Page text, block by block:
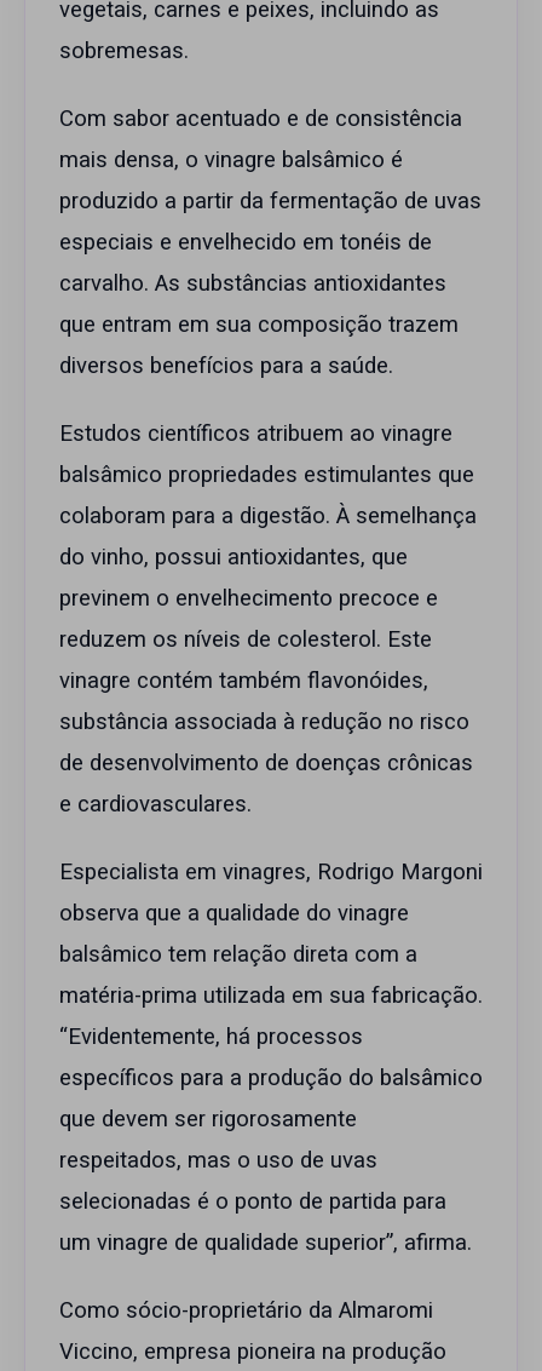
vegetais, carnes e peixes, incluindo as
sobremesas.
Com sabor acentuado e de consistência
mais densa, o vinagre balsâmico é
produzido a partir da fermentação de uvas
especiais e envelhecido em tonéis de
carvalho. As substâncias antioxidantes
que entram em sua composição trazem
diversos benefícios para a saúde.
Estudos científicos atribuem ao vinagre
balsâmico propriedades estimulantes que
colaboram para a digestão. À semelhança
do vinho, possui antioxidantes, que
previnem o envelhecimento precoce e
reduzem os níveis de colesterol. Este
vinagre contém também flavonóides,
substância associada à redução no risco
de desenvolvimento de doenças crônicas
e cardiovasculares.
Especialista em vinagres, Rodrigo Margoni
observa que a qualidade do vinagre
balsâmico tem relação direta com a
matéria-prima utilizada em sua fabricação.
“Evidentemente, há processos
específicos para a produção do balsâmico
que devem ser rigorosamente
respeitados, mas o uso de uvas
selecionadas é o ponto de partida para
um vinagre de qualidade superior”, afirma.
Como sócio-proprietário da Almaromi
Viccino, empresa pioneira na produção